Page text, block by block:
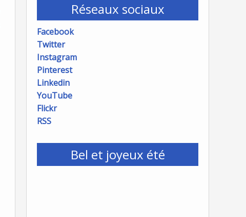
Réseaux sociaux
Facebook
Twitter
Instagram
Pinterest
Linkedin
YouTube
Flickr
RSS
Bel et joyeux été